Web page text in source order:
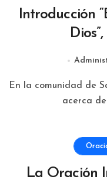
Introducción
En la comunidad de San Miguel, comenzamos un estudio
acerca
La Oración